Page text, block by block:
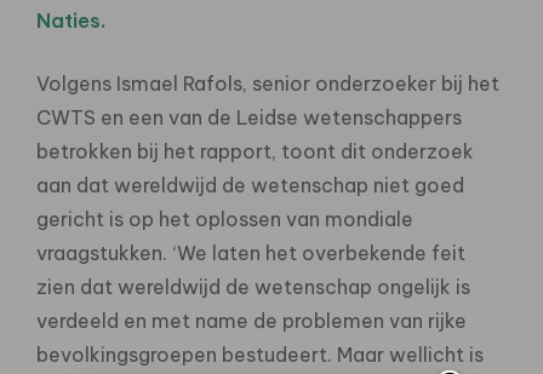
Naties.
Volgens Ismael Rafols, senior onderzoeker bij het
CWTS en een van de Leidse wetenschappers
betrokken bij het rapport, toont dit onderzoek
aan dat wereldwijd de wetenschap niet goed
gericht is op het oplossen van mondiale
vraagstukken. ‘We laten het overbekende feit
zien dat wereldwijd de wetenschap ongelijk is
verdeeld en met name de problemen van rijke
bevolkingsgroepen bestudeert. Maar wellicht is